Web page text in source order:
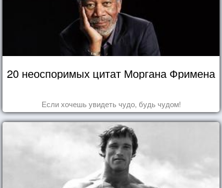
20 неоспоримых цитат Моргана Фримена
Если хочешь увидеть чудо, будь чудом!